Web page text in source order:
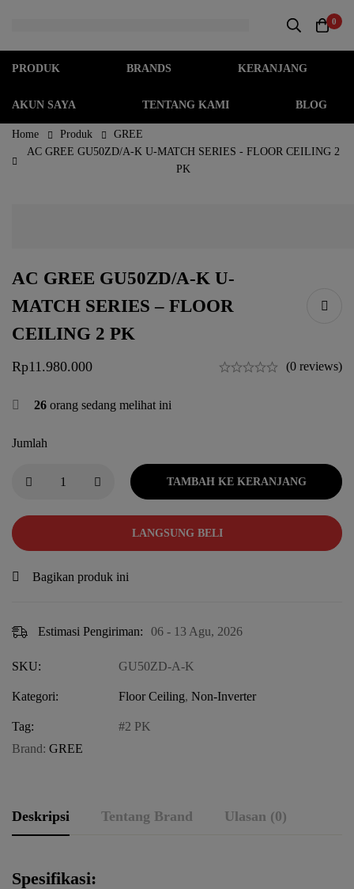
0
PRODUK BRANDS KERANJANG
AKUN SAYA TENTANG KAMI BLOG
Home Produk
GREE
AC GREE GU50ZD/A-K U-MATCH SERIES - FLOOR CEILING 2
PK
AC GREE GU50ZD/A-K U-
MATCH SERIES – FLOOR
CEILING 2 PK
Rp11.980.000 (0 reviews)
26 orang sedang melihat ini
Jumlah
TAMBAH KE KERANJANG
LANGSUNG BELI
Bagikan produk ini
Estimasi Pengiriman: 06 - 13 Agu, 2026
SKU: GU50ZD-A-K
Kategori: Floor Ceiling, Non-Inverter
Tag:
2 PK
Brand: GREE
Deskripsi Tentang Brand Ulasan (0)
Spesifikasi: